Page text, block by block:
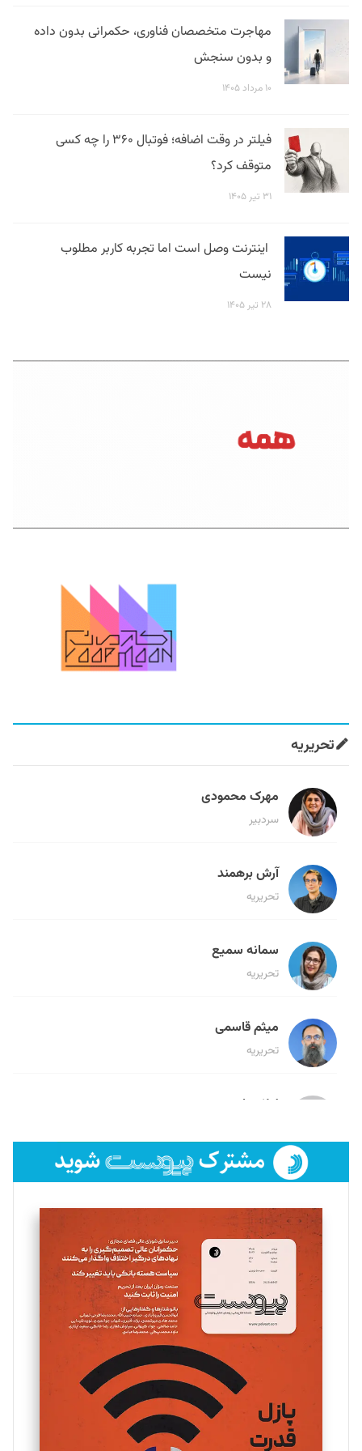
مهاجرت متخصصان فناوری، حکمرانی بدون داده
و بدون سنجش
۱۰ مرداد ۱۴۰۵
فیلتر در وقت اضافه؛ فوتبال ۳۶۰ را چه کسی
متوقف کرد؟
۳۱ تیر ۱۴۰۵
اینترنت وصل است اما تجربه کاربر مطلوب
نیست
۲۸ تیر ۱۴۰۵
تحریریه
مهرک محمودی
سردبیر
آرش برهمند
تحریریه
سمانه سمیع
تحریریه
میثم قاسمی
تحریریه
لیلا حنارود
فائزه فتحی رستمی
تحریریه
سروش کرمیان
تحریریه
مینا پاکدل
یسنا امان‌پور
تحریریه